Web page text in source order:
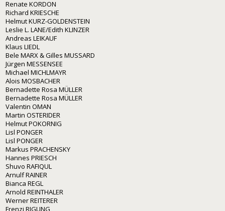
Renate KORDON
Richard KRIESCHE
Helmut KURZ-GOLDENSTEIN
Leslie L. LANE/Edith KLINZER
Andreas LEIKAUF
Klaus LIEDL
Bele MARX & Gilles MUSSARD
Jürgen MESSENSEE
Michael MICHLMAYR
Alois MOSBACHER
Bernadette Rosa MÜLLER
Bernadette Rosa MÜLLER
Valentin OMAN
Martin OSTERIDER
Helmut POKORNIG
Lisl PONGER
Lisl PONGER
Markus PRACHENSKY
Hannes PRIESCH
Shuvo RAFIQUL
Arnulf RAINER
Bianca REGL
Arnold REINTHALER
Werner REITERER
Frenzi RIGLING